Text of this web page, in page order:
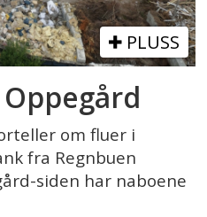
PLUSS
om fluer i
fra Regnbuen
siden har naboene